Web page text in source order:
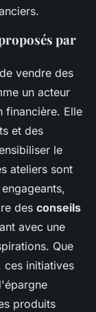
par
vendre des
un acteur
financière. Elle
et des
le
ateliers sont
des conseils
avec une
Que
ces initiatives
produits